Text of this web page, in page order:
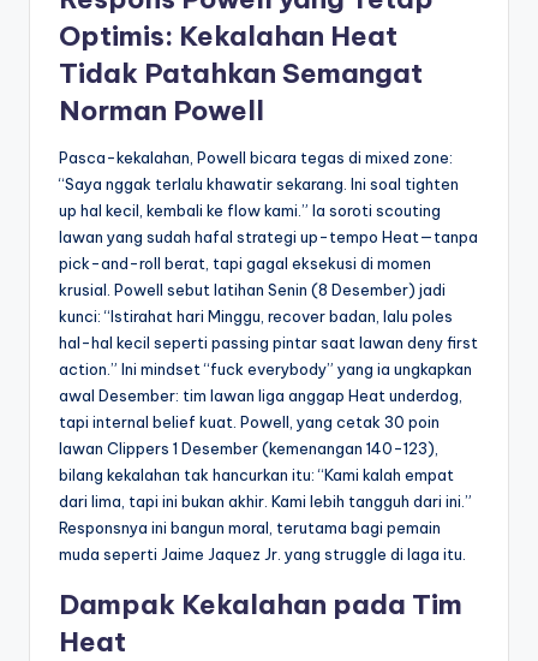
Optimis: Kekalahan Heat
Tidak Patahkan Semangat
Norman Powell
Pasca-kekalahan, Powell bicara tegas di mixed zone:
“Saya nggak terlalu khawatir sekarang. Ini soal tighten
up hal kecil, kembali ke flow kami.” Ia soroti scouting
lawan yang sudah hafal strategi up-tempo Heat—tanpa
pick-and-roll berat, tapi gagal eksekusi di momen
krusial. Powell sebut latihan Senin (8 Desember) jadi
kunci: “Istirahat hari Minggu, recover badan, lalu poles
hal-hal kecil seperti passing pintar saat lawan deny first
action.” Ini mindset “fuck everybody” yang ia ungkapkan
awal Desember: tim lawan liga anggap Heat underdog,
tapi internal belief kuat. Powell, yang cetak 30 poin
lawan Clippers 1 Desember (kemenangan 140-123),
bilang kekalahan tak hancurkan itu: “Kami kalah empat
dari lima, tapi ini bukan akhir. Kami lebih tangguh dari ini.”
Responsnya ini bangun moral, terutama bagi pemain
muda seperti Jaime Jaquez Jr. yang struggle di laga itu.
Dampak Kekalahan pada Tim
Heat